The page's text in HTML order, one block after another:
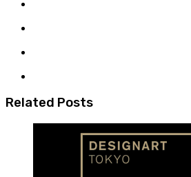
Related Posts